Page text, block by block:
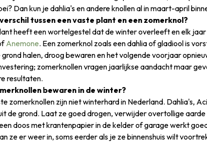
Dan kun je dahlia's en andere knollen al in maart-april
tussen een vaste plant en een zomerknol?
heeft een wortelgestel dat de winter overleeft en elk
Anemone. Een zomerknol zoals een dahlia of gladiool is
halen, droog bewaren en het volgende voorjaar
zomerknollen vragen jaarlijkse aandacht maar
resultaten.
bewaren in de winter?
zomerknollen zijn niet winterhard in Nederland. Dahlia's,
de grond. Laat ze goed drogen, verwijder overtollige
doos met krantenpapier in de kelder of garage werkt
ze er weer in, soms eerder als je ze binnenshuis wilt